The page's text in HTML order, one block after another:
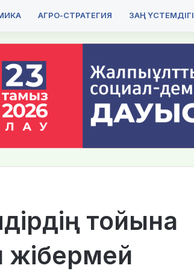
АГРО-СТРАТЕГИЯ ЗАҢ ҮСТЕМДІГІ
тойына
жібермей